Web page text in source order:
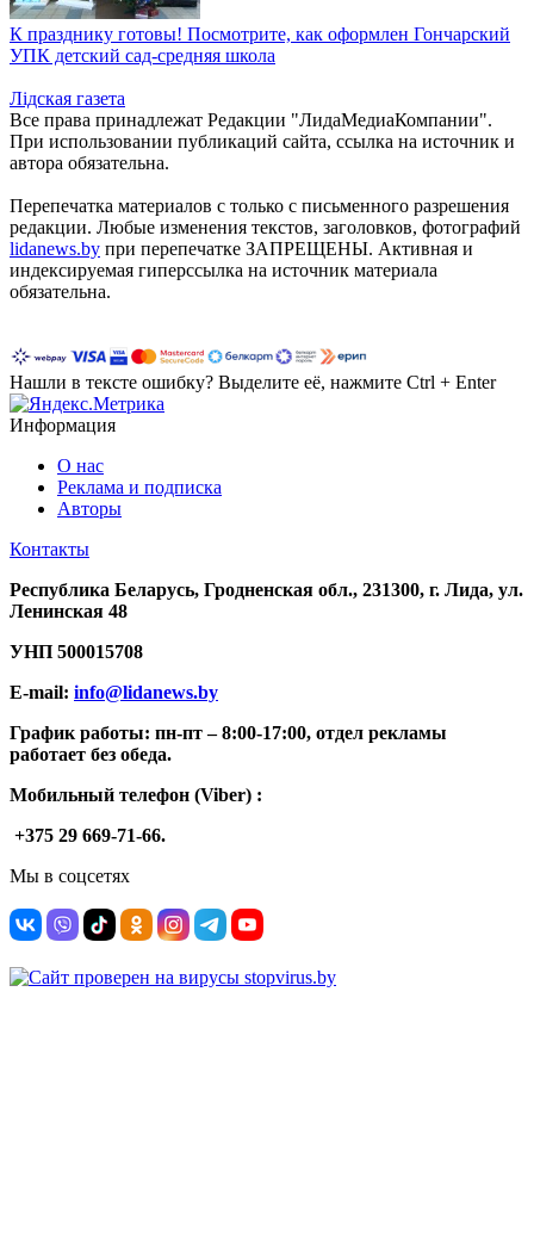
К празднику готовы! Посмотрите, как оформлен Гончарский
УПК детский сад-средняя школа
Лiдская газета
Все права принадлежат Редакции "ЛидаМедиаКомпании".
При использовании публикаций сайта, ссылка на источник и
автора обязательна.
Перепечатка материалов c только с письменного разрешения
редакции. Любые изменения текстов, заголовков, фотографий
lidanews.by при перепечатке ЗАПРЕЩЕНЫ. Активная и
индексируемая гиперссылка на источник материала
обязательна.
Нашли в тексте ошибку? Выделите её, нажмите Ctrl + Enter
Информация
О нас
Реклама и подписка
Авторы
Контакты
Республика Беларусь, Гродненская обл., 231300, г. Лида, ул.
Ленинская 48
УНП 500015708
E-mail: info@lidanews.by
График работы: пн-пт –8:00-17:00, отдел рекламы
работает без обеда.
Мобильный телефон (Viber) :
+375 29 669-71-66.
Мы в соцсетях